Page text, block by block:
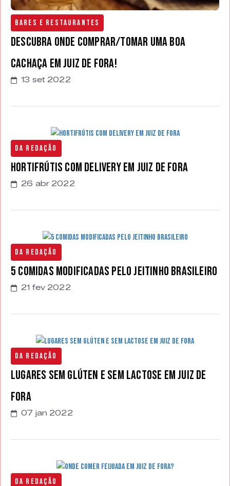
Bares e Restaurantes
Descubra onde comprar/tomar uma boa
cachaça em Juiz de Fora!
13 set 2022
Da Redação
Hortifrútis com Delivery em Juiz de Fora
26 abr 2022
Da Redação
5 comidas modificadas pelo jeitinho brasileiro
21 fev 2022
Da Redação
Lugares sem Glúten e Sem Lactose em Juiz de
Fora
07 jan 2022
Da Redação